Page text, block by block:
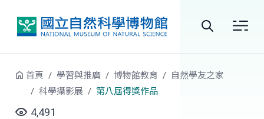
站
首頁 學習與推廣 博物館教育
自然學友之家
科學攝影展
第八屆得獎作品
4,491